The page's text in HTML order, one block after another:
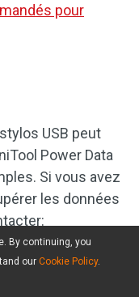
pour
USB peut
Power Data
Si vous avez
les données
By continuing, you
our Cookie Policy.